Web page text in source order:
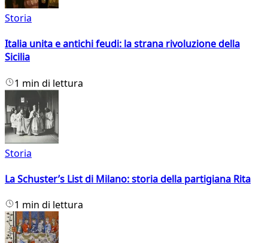
Storia
Italia unita e antichi feudi: la strana rivoluzione della
Sicilia
1 min di lettura
Storia
La Schuster’s List di Milano: storia della partigiana Rita
1 min di lettura